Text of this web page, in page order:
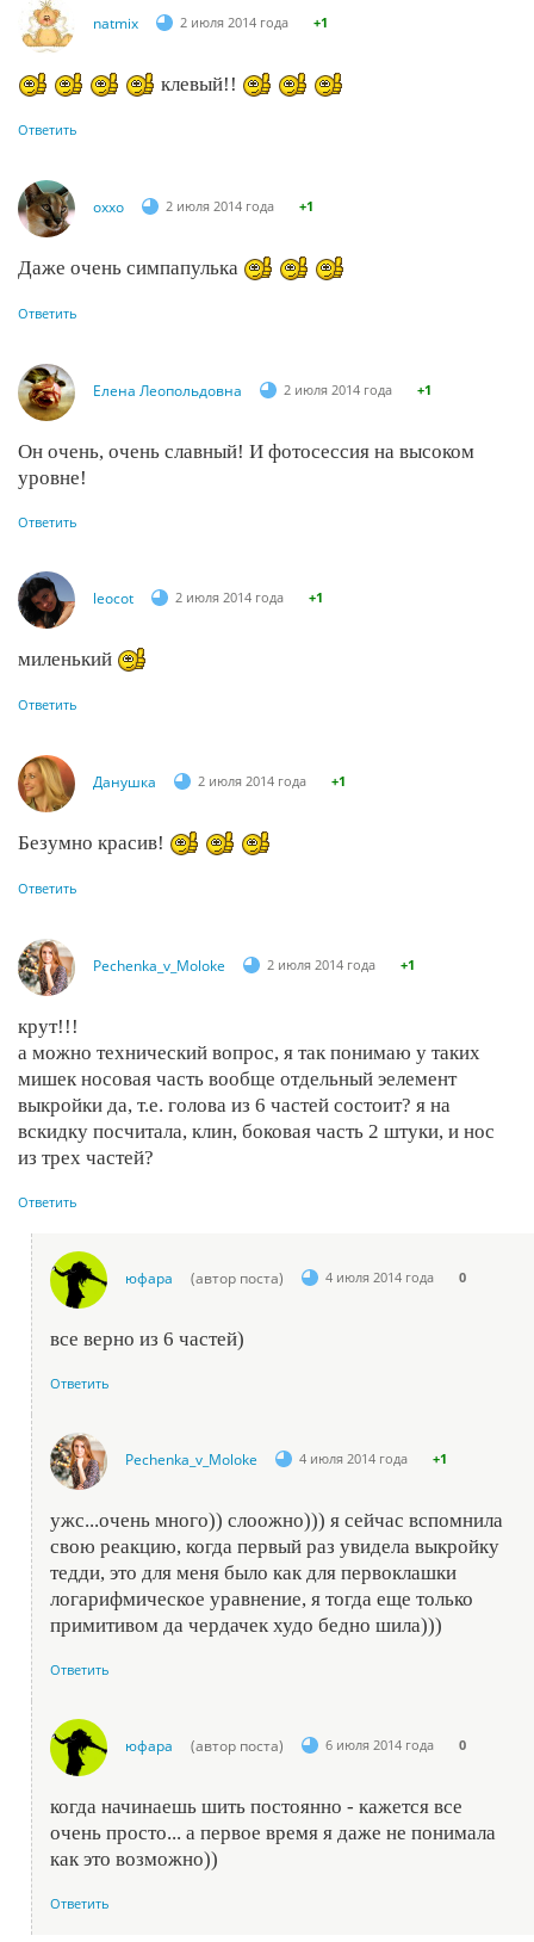
natmix 2 июля 2014 года +1
клевый!!
Ответить
оххо 2 июля 2014 года +1
Даже очень симпапулька
Ответить
Елена Леопольдовна 2 июля 2014 года +1
Он очень, очень славный! И фотосессия на высоком
уровне!
Ответить
leocot 2 июля 2014 года +1
миленький
Ответить
Данушка 2 июля 2014 года +1
Безумно красив!
Ответить
Pechenka_v_Moloke 2 июля 2014 года +1
крут!!!
а можно технический вопрос, я так понимаю у таких
мишек носовая часть вообще отдельный эелемент
выкройки да, т.е. голова из 6 частей состоит? я на
вскидку посчитала, клин, боковая часть 2 штуки, и нос
из трех частей?
Ответить
юфара (автор поста) 4 июля 2014 года 0
все верно из 6 частей)
Ответить
Pechenka_v_Moloke 4 июля 2014 года +1
ужс...очень много)) слоожно))) я сейчас вспомнила
свою реакцию, когда первый раз увидела выкройку
тедди, это для меня было как для первоклашки
логарифмическое уравнение, я тогда еще только
примитивом да чердачек худо бедно шила)))
Ответить
юфара (автор поста) 6 июля 2014 года 0
когда начинаешь шить постоянно - кажется все
очень просто... а первое время я даже не понимала
как это возможно))
Ответить